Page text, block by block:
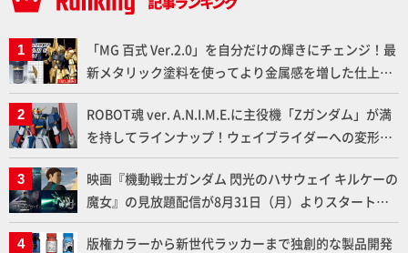
「MG 百式 Ver.2.0」を自分だけの輝きにチェンジ！最
新メタリック塗料を使ってより金属感を増した仕上が
りに!!【試し読み】
ROBOT魂 ver. A.N.I.M.E.に主役機「Zガンダム」が満
を持してラインナップ！ウェイブライダーへの変形、
劇中どおりのプロポーションを再現【機動戦士Zガン
ダム】
映画『機動戦士ガンダム 閃光のハサウェイ キルケーの
魔女』の見放題配信が8月31日（月）よりスタート！
Prime Videoで国内独占配信
版権カラーから新世代ラッカーまで独創的な製品開発